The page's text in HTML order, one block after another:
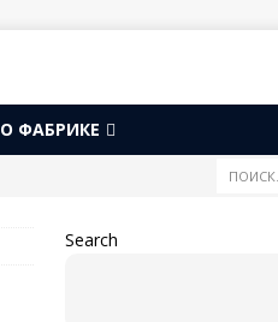
О ФАБРИКЕ
Search